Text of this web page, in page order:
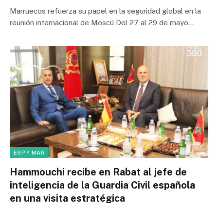
Marruecos refuerza su papel en la seguridad global en la
reunión internacional de Moscú Del 27 al 29 de mayo…
ESP Y MAR
Hammouchi recibe en Rabat al jefe de
inteligencia de la Guardia Civil española
en una visita estratégica